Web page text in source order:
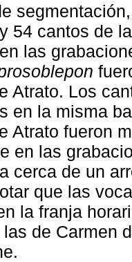
y 54 cantos de
las
Atrato. Los
en la misma
Atrato fueron
en las
cerca de un
que las
la franja
de Carmen